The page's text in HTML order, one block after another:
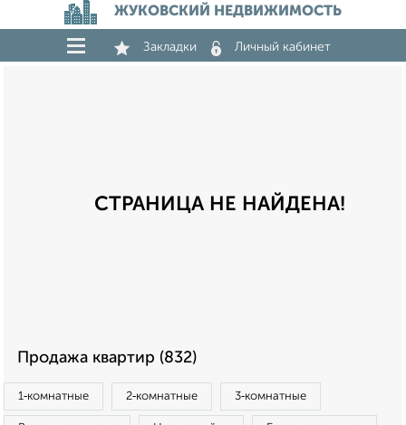
ЖУКОВСКИЙ НЕДВИЖИМОСТЬ
Закладки Личный кабинет
СТРАНИЦА НЕ НАЙДЕНА!
Продажа квартир (832)
1‑комнатные 2‑комнатные 3‑комнатные